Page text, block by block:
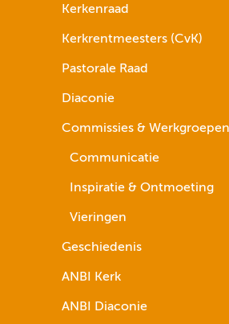
Kerkenraad
Kerkrentmeesters (CvK)
Pastorale Raad
Diaconie
Commissies & Werkgroepen
Communicatie
Inspiratie & Ontmoeting
Vieringen
Geschiedenis
ANBI Kerk
ANBI Diaconie